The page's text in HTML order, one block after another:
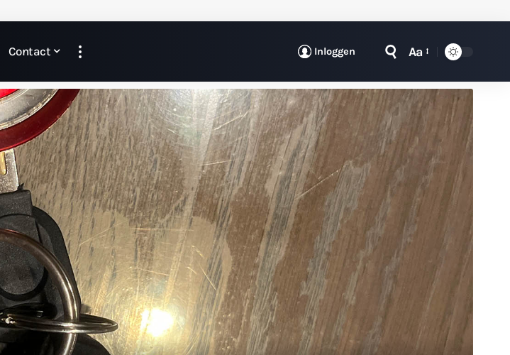
Contact Inloggen Aa